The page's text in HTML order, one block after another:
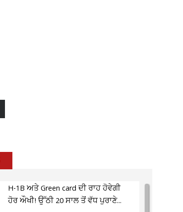
H-1B ਅਤੇ Green card ਦੀ ਰਾਹ ਹੋਵੇਗੀ
ਹੋਰ ਔਖੀ! ਉੱਠੀ 20 ਸਾਲ ਤੋਂ ਵੱਧ ਪੁਰਾਣੇ...